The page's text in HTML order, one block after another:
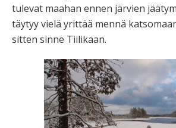
tulevat maahan ennen järvien
täytyy vielä yrittää mennä
sitten sinne Tiilikaan.